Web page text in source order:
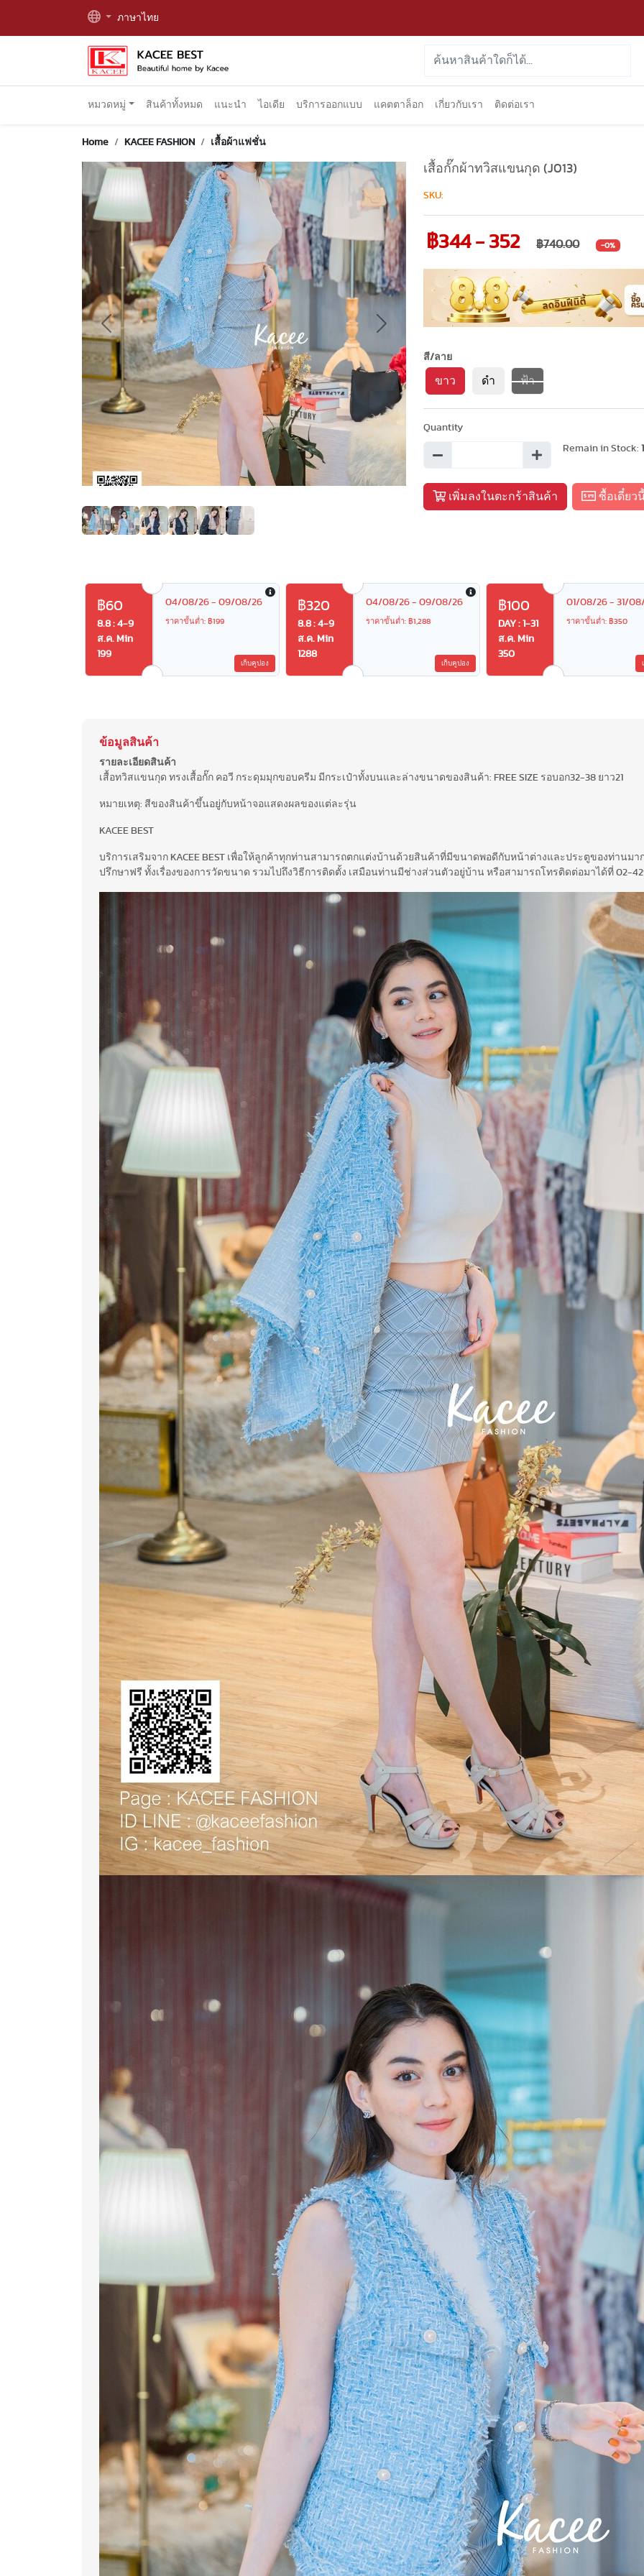
ภาษาไทย
หมวดหมู่ สินค้าทั้งหมด แนะนำ ไอเดีย บริการออกแบบ แคตตาล็อก เกี่ยวกับเรา ติดต่อเรา
Home KACEE FASHION เสื้อผ้าแฟชั่น
Previous Next
เสื้อกั๊กผ้าทวิสแขนกุด (J013)
SKU:
฿344 - 352 ฿740.00 -0%
สี/ลาย
ขาว ดำ ฟ้า
Quantity
Remain in Stock:
เพิ่มลงในตะกร้าสินค้า ซื้อเดี๋ยว
฿60
8.8 : 4-9
ส.ค. Min
199
04/08/26 - 09/08/26
ราคาขั้นต่ำ: ฿199
เก็บคูปอง
฿320
8.8 : 4-9
ส.ค. Min
1288
04/08/26 - 09/08/26
ราคาขั้นต่ำ: ฿1,288
เก็บคูปอง
฿100
DAY : 1-31
ส.ค. Min
350
01/08/26 - 31/
ราคาขั้นต่ำ: ฿350
ข้อมูลสินค้า
รายละเอียดสินค้า
เสื้อทวิสแขนกุด ทรงเสื้อกั๊ก คอวี กระดุมมุกขอบครีม มีกระเป๋าทั้งบนและล่างขนาดของสินค้า: FREE SIZE รอบอก32-38 ยาว21
หมายเหตุ: สีของสินค้าขึ้นอยู่กับหน้าจอแสดงผลของแต่ละรุ่น
KACEE BEST
บริการเสริมจาก KACEE BEST เพื่อให้ลูกค้าทุกท่านสามารถตกแต่งบ้านด้วยสินค้าที่มีขนาดพอดีกับหน้าต่างและประตูของท่านมา
ปรึกษาฟรี ทั้งเรื่องของการวัดขนาด รวมไปถึงวิธีการติดตั้ง เสมือนท่านมีช่างส่วนตัวอยู่บ้าน หรือสามารถโทรติดต่อมาได้ที่ 02-